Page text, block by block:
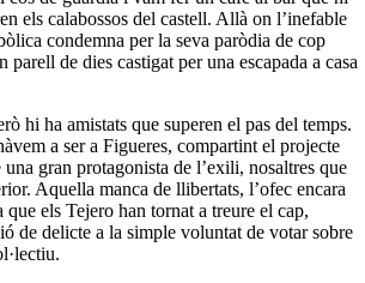
els calabossos del castell. Allà on l’inefable
condemna per la seva paròdia de cop
parell de dies castigat per una escapada a casa
hi ha amistats que superen el pas del temps.
a ser a Figueres, compartint el projecte
gran protagonista de l’exili, nosaltres que
Aquella manca de llibertats, l’ofec encara
que els Tejero han tornat a treure el cap,
de delicte a la simple voluntat de votar sobre